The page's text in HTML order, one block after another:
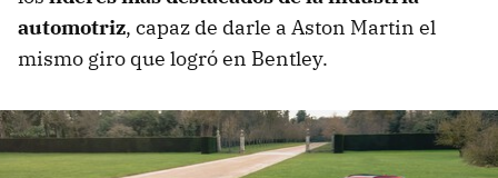
automotriz, capaz de darle a Aston Martin el
mismo giro que logró en Bentley.